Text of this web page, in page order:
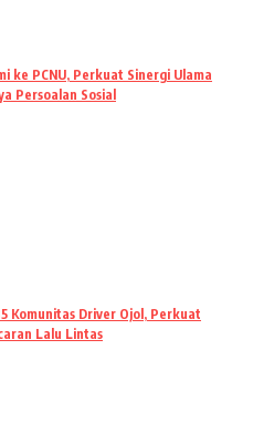
ke PCNU, Perkuat Sinergi Ulama
Persoalan Sosial
Komunitas Driver Ojol, Perkuat
Lalu Lintas